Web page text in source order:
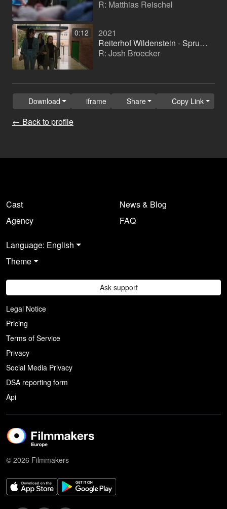
R: Matthias Reischel
0:12
2021
Reiterhof Wildenstein - Sprung ins Leben
R: Josh Broecker
← Back to profile
Download iframe Share Copy Link
Cast
Agency
News & Blog
FAQ
Language: English
Theme
Ask support
Legal Notice
Pricing
Terms of Service
Privacy
Social Media Privacy
DSA reporting form
Api
© 2026 Filmmakers